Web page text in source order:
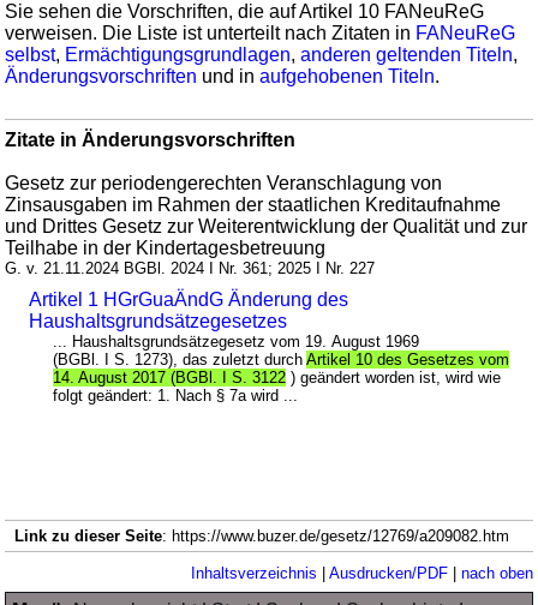
Sie sehen die Vorschriften, die auf Artikel 10 FANeuReG
verweisen. Die Liste ist unterteilt nach Zitaten in FANeuReG
selbst, Ermächtigungsgrundlagen,anderen geltenden Titeln,
Änderungsvorschriften und inaufgehobenen Titeln.
Zitate in Änderungsvorschriften
Gesetz zur periodengerechten Veranschlagung von
Zinsausgaben im Rahmen der staatlichen Kreditaufnahme
und Drittes Gesetz zur Weiterentwicklung der Qualität und zur
Teilhabe in der Kindertagesbetreuung
G. v. 21.11.2024 BGBl. 2024 I Nr. 361; 2025 I Nr. 227
Artikel 1 HGrGuaÄndG Änderung des
Haushaltsgrundsätzegesetzes
... Haushaltsgrundsätzegesetz vom 19. August 1969
(BGBl. I S. 1273), das zuletzt durchArtikel 10 des Gesetzes vom
14. August 2017 (BGBl. I S. 3122 ) geändert worden ist, wird wie
folgt geändert: 1. Nach § 7a wird ...
Link zu dieser Seite: https://www.buzer.de/gesetz/12769/a209082.htm
Inhaltsverzeichnis Ausdrucken/PDF| nach oben